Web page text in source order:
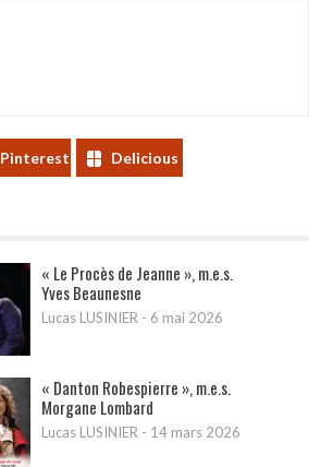
Pinterest Delicious
« Le Procès de Jeanne », m.e.s.
Yves Beaunesne
Lucas LUSINIER - 6 mai 2026
« Danton Robespierre », m.e.s.
Morgane Lombard
Lucas LUSINIER - 14 mars 2026